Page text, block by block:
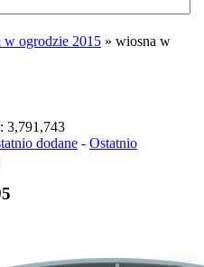
w ogrodzie 2015 » wiosna w
3,791,743
dodane - Ostatnio